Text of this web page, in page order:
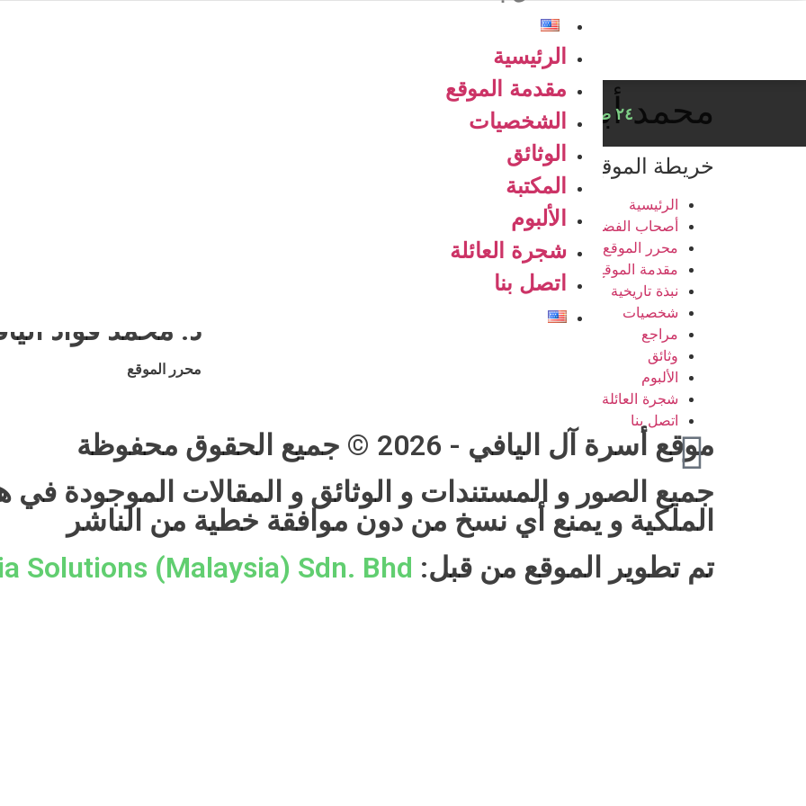
الرئيسية
مقدمة الموقع
الشخصيات
الوثائق
المكتبة
الألبوم
شجرة العائلة
اتصل بنا
٢٤ صفر ١٤٤٨
محمد أبو النصر
خريطة الموقع
الرئيسية
أصحاب الفضل
محرر الموقع
مقدمة الموقع
نبذة تاريخية
شخصيات
مراجع
وثائق
الألبوم
شجرة العائلة
اتصل بنا
د. محمد فؤاد
محرر الموقع
موقع أسرة آل اليافي - 2026 © جميع الحقوق محفوظة
جميع الصور و المستندات و الوثائق و المقالات الموجودة في
الملكية و يمنع أي نسخ من دون موافقة خطية من الناشر
تم تطوير الموقع من قبل: Solutions (Malaysia) Sdn. Bhd